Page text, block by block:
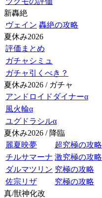
新轟絶
ヴェイン 轟絶の攻略
夏休み2026
評価まとめ
ガチャシミュ
ガチャ引くべき？
夏休み2026 / ガチャ
アンドロイドダイナーα
風火輪α
ユグドラシルα
夏休み2026 / 降臨
麗夏映夢
超究極の攻略
チルサマーナ 激究極の攻略
ダルマツリン 究極の攻略
佐宗リザ
究極の攻略
真/獣神化改